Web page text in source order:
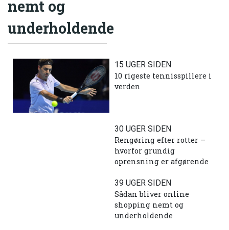
nemt og
underholdende
15 UGER SIDEN
10 rigeste tennisspillere i
verden
30 UGER SIDEN
Rengøring efter rotter –
hvorfor grundig
oprensning er afgørende
39 UGER SIDEN
Sådan bliver online
shopping nemt og
underholdende